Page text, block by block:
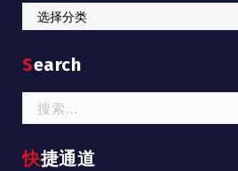
Categories
Search
索：
快捷通道